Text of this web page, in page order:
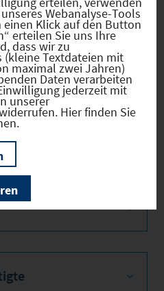
Meldung der
Webanalyse-Tools
Klick auf den Button
erteilen Sie uns Ihre
dass wir zu
(kleine Textdateien mit
maximal zwei Jahren)
Daten verarbeiten
jederzeit mit
unserer
Hier finden Sie